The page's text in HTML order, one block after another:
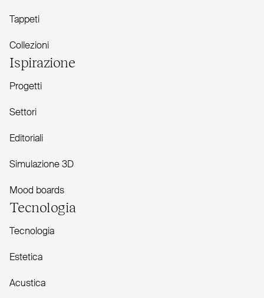
Tappeti
Collezioni
Ispirazione
Progetti
Settori
Editoriali
Simulazione 3D
Mood boards
Tecnologia
Tecnologia
Estetica
Acustica